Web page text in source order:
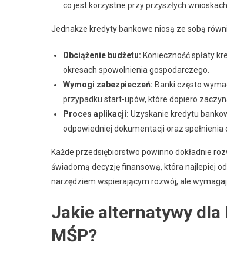
co jest korzystne przy przyszłych
Jednakże kredyty bankowe niosą ze sobą
Obciążenie budżetu: Konieczność spłaty
okresach spowolnienia gospodarczego.
Wymogi zabezpieczeń: Banki często
przypadku start-upów, które dopiero
Proces aplikacji: Uzyskanie kredytu
odpowiedniej dokumentacji oraz
Każde przedsiębiorstwo powinno dokładnie
świadomą decyzję finansową, która najlepiej
narzędziem wspierającym rozwój, ale
Jakie alternatywy dla
MŚP?